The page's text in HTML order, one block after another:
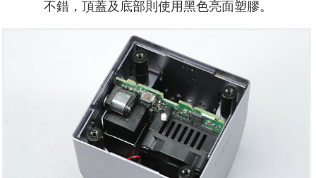
不錯，頂蓋及底部則使用黑色亮面塑膠。